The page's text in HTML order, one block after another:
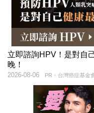
立即諮詢HPV！是對自
晚！
PR・台灣癌症基金
2026-08-06